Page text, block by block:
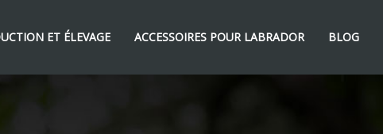
ET ÉLEVAGE ACCESSOIRES POUR LABRADOR BLOG